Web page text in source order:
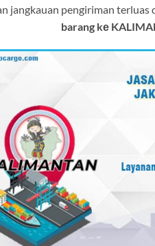
jangkauan pengiriman
barang kе